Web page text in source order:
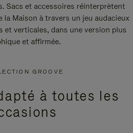
Sacs et accessoires réinterprètent
la Maison à travers un jeu audacieux
et verticales, dans une version plus
et affirmée.
GROOVE
à toutes les